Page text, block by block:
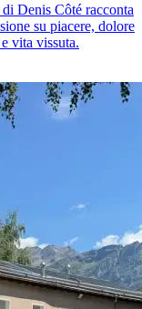
Denis Côté racconta
su piacere, dolore
vita vissuta.